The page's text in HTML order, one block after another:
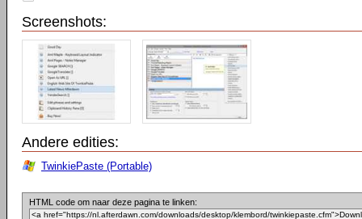
Screenshots:
Andere edities:
TwinkiePaste (Portable)
HTML code om naar deze pagina te linken: